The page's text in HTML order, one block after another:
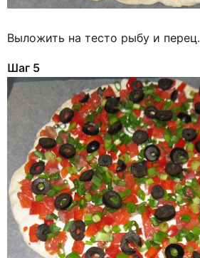
Выложить на тесто рыбу и перец.
Шаг 5